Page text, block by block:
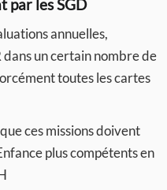
par les SGD
annuelles,
un certain nombre de
toutes les cartes
ces missions doivent
plus compétents en